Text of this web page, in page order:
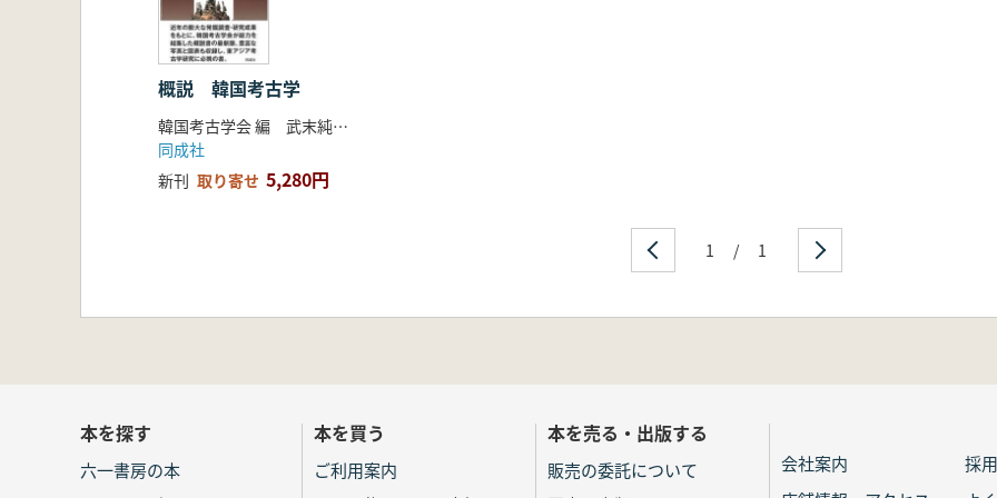
概説 韓国考古学
韓国考古学会 編 武末純一 監訳 庄田慎矢・山本孝文 訳
同成社
新刊 取り寄せ 5,280円
1 / 1
本を探す
六一書房の本
本を買う
ご利用案内
本を売る・出版する
販売の委託について
会社案内
採